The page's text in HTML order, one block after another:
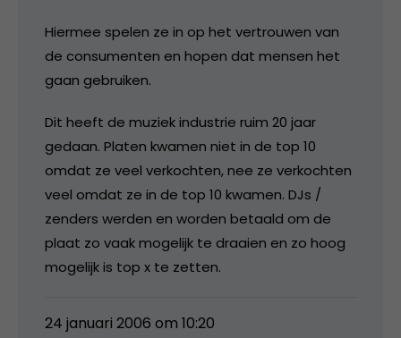
Hiermee spelen ze in op het vertrouwen van
de consumenten en hopen dat mensen het
gaan gebruiken.
Dit heeft de muziek industrie ruim 20 jaar
gedaan. Platen kwamen niet in de top 10
omdat ze veel verkochten, nee ze verkochten
veel omdat ze in de top 10 kwamen. DJs /
zenders werden en worden betaald om de
plaat zo vaak mogelijk te draaien en zo hoog
mogelijk is top x te zetten.
24 januari 2006 om 10:20